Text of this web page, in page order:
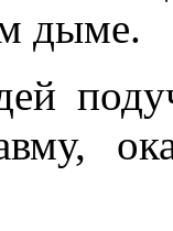
дыме.